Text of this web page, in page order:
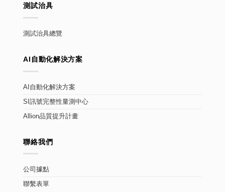
測試治具
測試治具總覽
AI自動化解決方案
AI自動化解決方案
SI訊號完整性量測中心
Allion品質提升計畫
聯絡我們
公司據點
聯繫表單